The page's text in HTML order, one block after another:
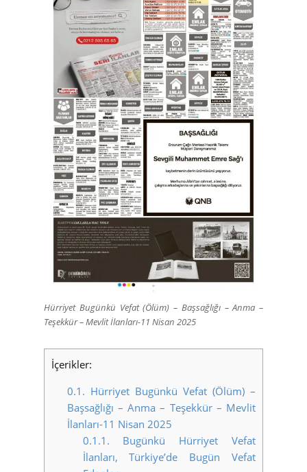
Hürriyet Bugünkü Vefat (Ölüm) – Başsağlığı – Anma –
Teşekkür – Mevlit İlanları-11 Nisan 2025
İçerikler:
0.1. Hürriyet Bugünkü Vefat (Ölüm) –
Başsağlığı – Anma – Teşekkür – Mevlit
İlanları-11 Nisan 2025
0.1.1. Bugünkü Hürriyet Vefat
İlanları, Türkiye’de Bugün Vefat